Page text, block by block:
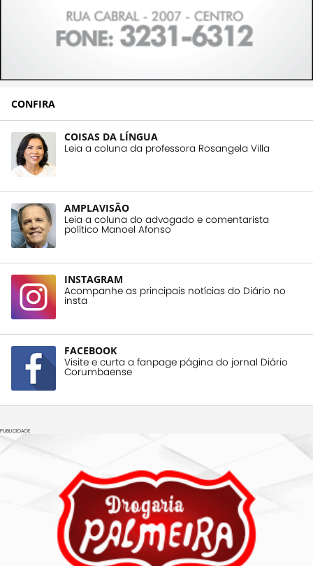
CONFIRA
COISAS DA LÍNGUA
Leia a coluna da professora Rosangela Villa
AMPLAVISÃO
Leia a coluna do advogado e comentarista
político Manoel Afonso
INSTAGRAM
Acompanhe as principais notícias do Diário no
insta
FACEBOOK
Visite e curta a fanpage página do jornal Diário
Corumbaense
PUBLICIDADE